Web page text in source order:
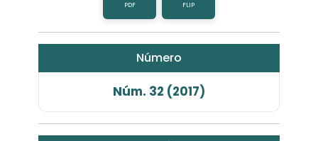
PDF FLIP
Número
Núm. 32 (2017)